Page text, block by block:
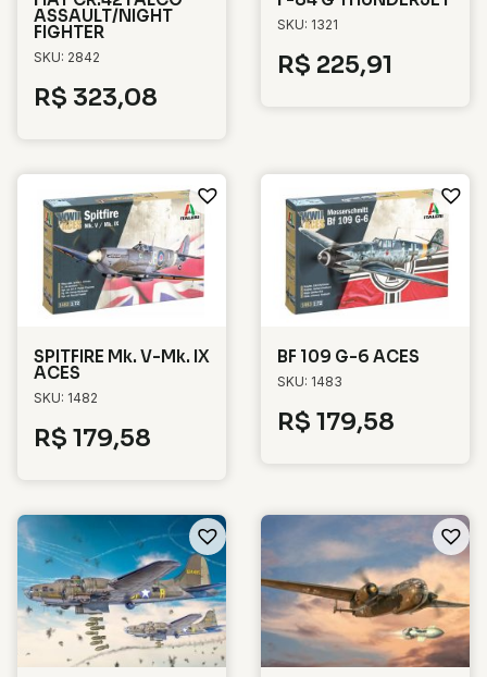
ASSAULT/NIGHT
FIGHTER
SKU: 2842
R$ 323,08
SKU: 1321
R$ 225,91
SPITFIRE Mk. V-Mk. IX
ACES
SKU: 1482
R$ 179,58
BF 109 G-6 ACES
SKU: 1483
R$ 179,58